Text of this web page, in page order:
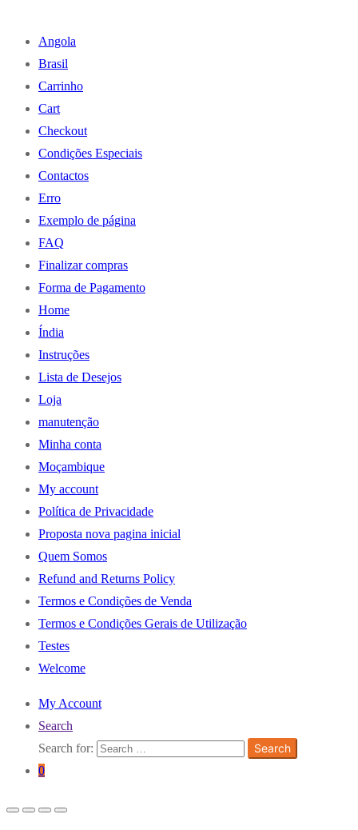
Angola
Brasil
Carrinho
Cart
Checkout
Condições Especiais
Contactos
Erro
Exemplo de página
FAQ
Finalizar compras
Forma de Pagamento
Home
Índia
Instruções
Lista de Desejos
Loja
manutenção
Minha conta
Moçambique
My account
Política de Privacidade
Proposta nova pagina inicial
Quem Somos
Refund and Returns Policy
Termos e Condições de Venda
Termos e Condições Gerais de Utilização
Testes
Welcome
My Account
Search
Search for:
Search
0